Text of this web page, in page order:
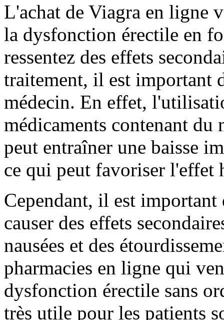
L'achat de Viagra en ligne
la dysfonction érectile en
ressentez des effets
traitement, il est important
médecin. En effet,
médicaments contenant
peut entraîner une baisse
ce qui peut favoriser l'effet
Cependant, il est
causer des effets
nausées et des
pharmacies en ligne qui
dysfonction érectile sans
très utile pour les patients